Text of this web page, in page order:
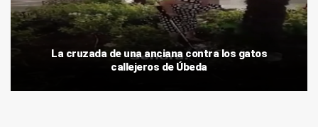
La cruzada de una anciana contra los gatos
callejeros de Úbeda